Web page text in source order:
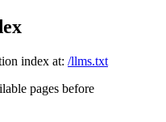
index at: /llms.txt
pages before